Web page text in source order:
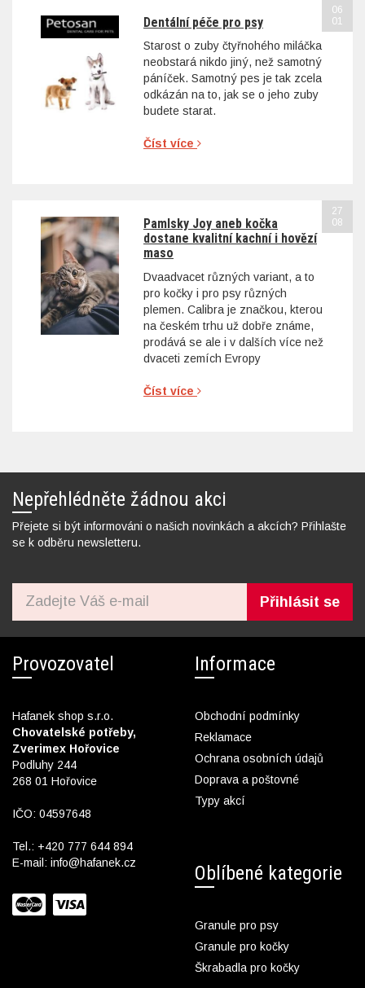
Dentální péče pro psy
Starost o zuby čtyřnohého miláčka
neobstará nikdo jiný, než samotný
páníček. Samotný pes je tak zcela
odkázán na to, jak se o jeho zuby
budete starat.
Číst více
06
01
Pamlsky Joy aneb kočka
dostane kvalitní kachní i hovězí
maso
Dvaadvacet různých variant, a to
pro kočky i pro psy různých
plemen. Calibra je značkou, kterou
na českém trhu už dobře známe,
prodává se ale i v dalších více než
dvaceti zemích Evropy
Číst více
27
08
Nepřehlédněte žádnou akci
Přejete si být informováni o našich novinkách a akcích? Přihlašte
se k odběru newsletteru.
Přihlásit se
Provozovatel
Hafanek shop s.r.o.
Chovatelské potřeby,
Zverimex Hořovice
Podluhy 244
268 01 Hořovice
IČO: 04597648
Tel.: +420 777 644 894
E-mail: info@hafanek.cz
Informace
Obchodní podmínky
Reklamace
Ochrana osobních údajů
Doprava a poštovné
Typy akcí
Oblíbené kategorie
Granule pro psy
Granule pro kočky
Škrabadla pro kočky